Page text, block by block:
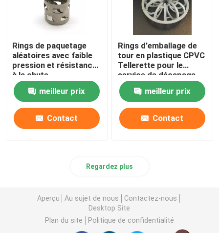
Rings de paquetage
aléatoires avec faible
pression et résistance
à la chute
meilleur prix
Contact
Rings d'emballage de
tour en plastique CPVC
Tellerette pour le
service de décapage
meilleur prix
Contact
Regardez plus
Aperçu Au sujet de nous
Contactez-nous
Desktop Site
Plan du site
Politique de confidentialité